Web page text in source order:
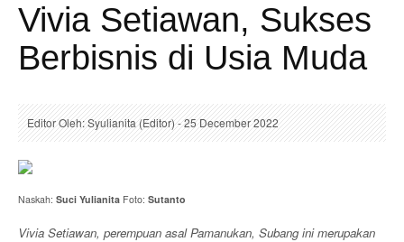
Vivia Setiawan, Sukses
Berbisnis di Usia Muda
Editor Oleh: Syulianita (Editor) - 25 December 2022
Naskah: Suci Yulianita Foto: Sutanto
Vivia Setiawan, perempuan asal Pamanukan, Subang ini merupakan